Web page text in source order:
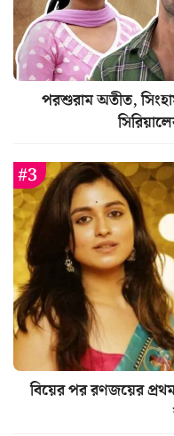
পরশুরাম অতীত,
বিয়ের পর রণজয়ের